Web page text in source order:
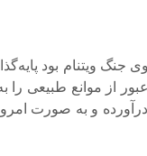
جنگ ویتنام بود
از موانع طبیعی را
درآورده و به صورت